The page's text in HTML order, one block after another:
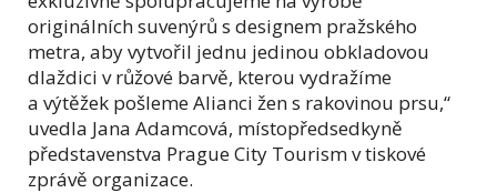
originálních suvenýrů s designem pražského
metra, aby vytvořil jednu jedinou obkladovou
dlaždici v růžové barvě, kterou vydražíme
a výtěžek pošleme Alianci žen s rakovinou prsu,“
uvedla Jana Adamcová, místopředsedkyně
představenstva Prague City Tourism v tiskové
zprávě organizace.